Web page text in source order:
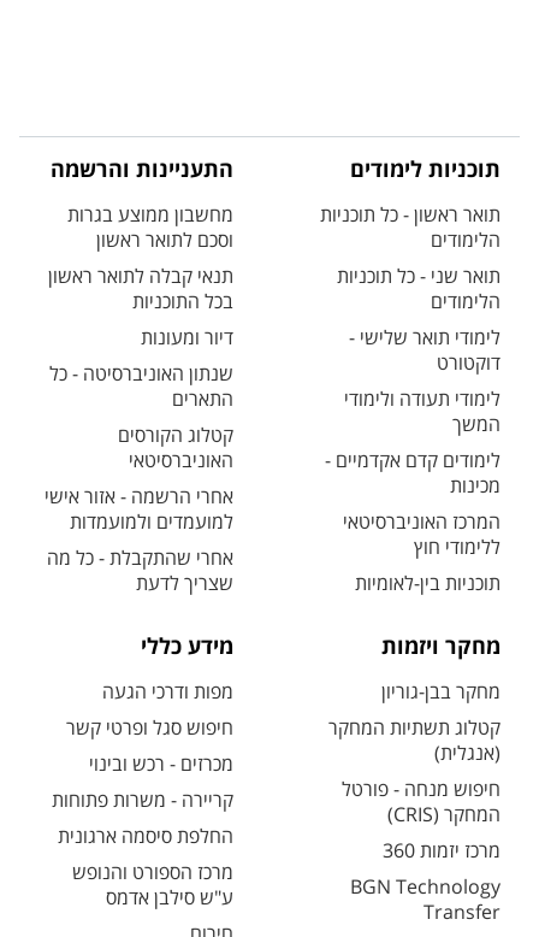
תוכניות לימודים
תואר ראשון - כל תוכניות
הלימודים
תואר שני - כל תוכניות
הלימודים
לימודי תואר שלישי -
דוקטורט
לימודי תעודה ולימודי
המשך
לימודים קדם אקדמיים -
מכינות
המרכז האוניברסיטאי
ללימודי חוץ
תוכניות בין-לאומיות
התעניינות והרשמה
מחשבון ממוצע בגרות
וסכם לתואר ראשון
תנאי קבלה לתואר ראשון
בכל התוכניות
דיור ומעונות
שנתון האוניברסיטה - כל
התארים
קטלוג הקורסים
האוניברסיטאי
אחרי הרשמה - אזור אישי
למועמדים ולמועמדות
אחרי שהתקבלת - כל מה
שצריך לדעת
מחקר ויזמות
מחקר בבן-גוריון
קטלוג תשתיות המחקר
(אנגלית)
חיפוש מנחה - פורטל
המחקר (CRIS)
מרכז יזמות 360
BGN Technology
Transfer
מידע כללי
מפות ודרכי הגעה
חיפוש סגל ופרטי קשר
מכרזים - רכש ובינוי
קריירה - משרות פתוחות
החלפת סיסמה ארגונית
מרכז הספורט והנופש
ע"ש סילבן אדמס